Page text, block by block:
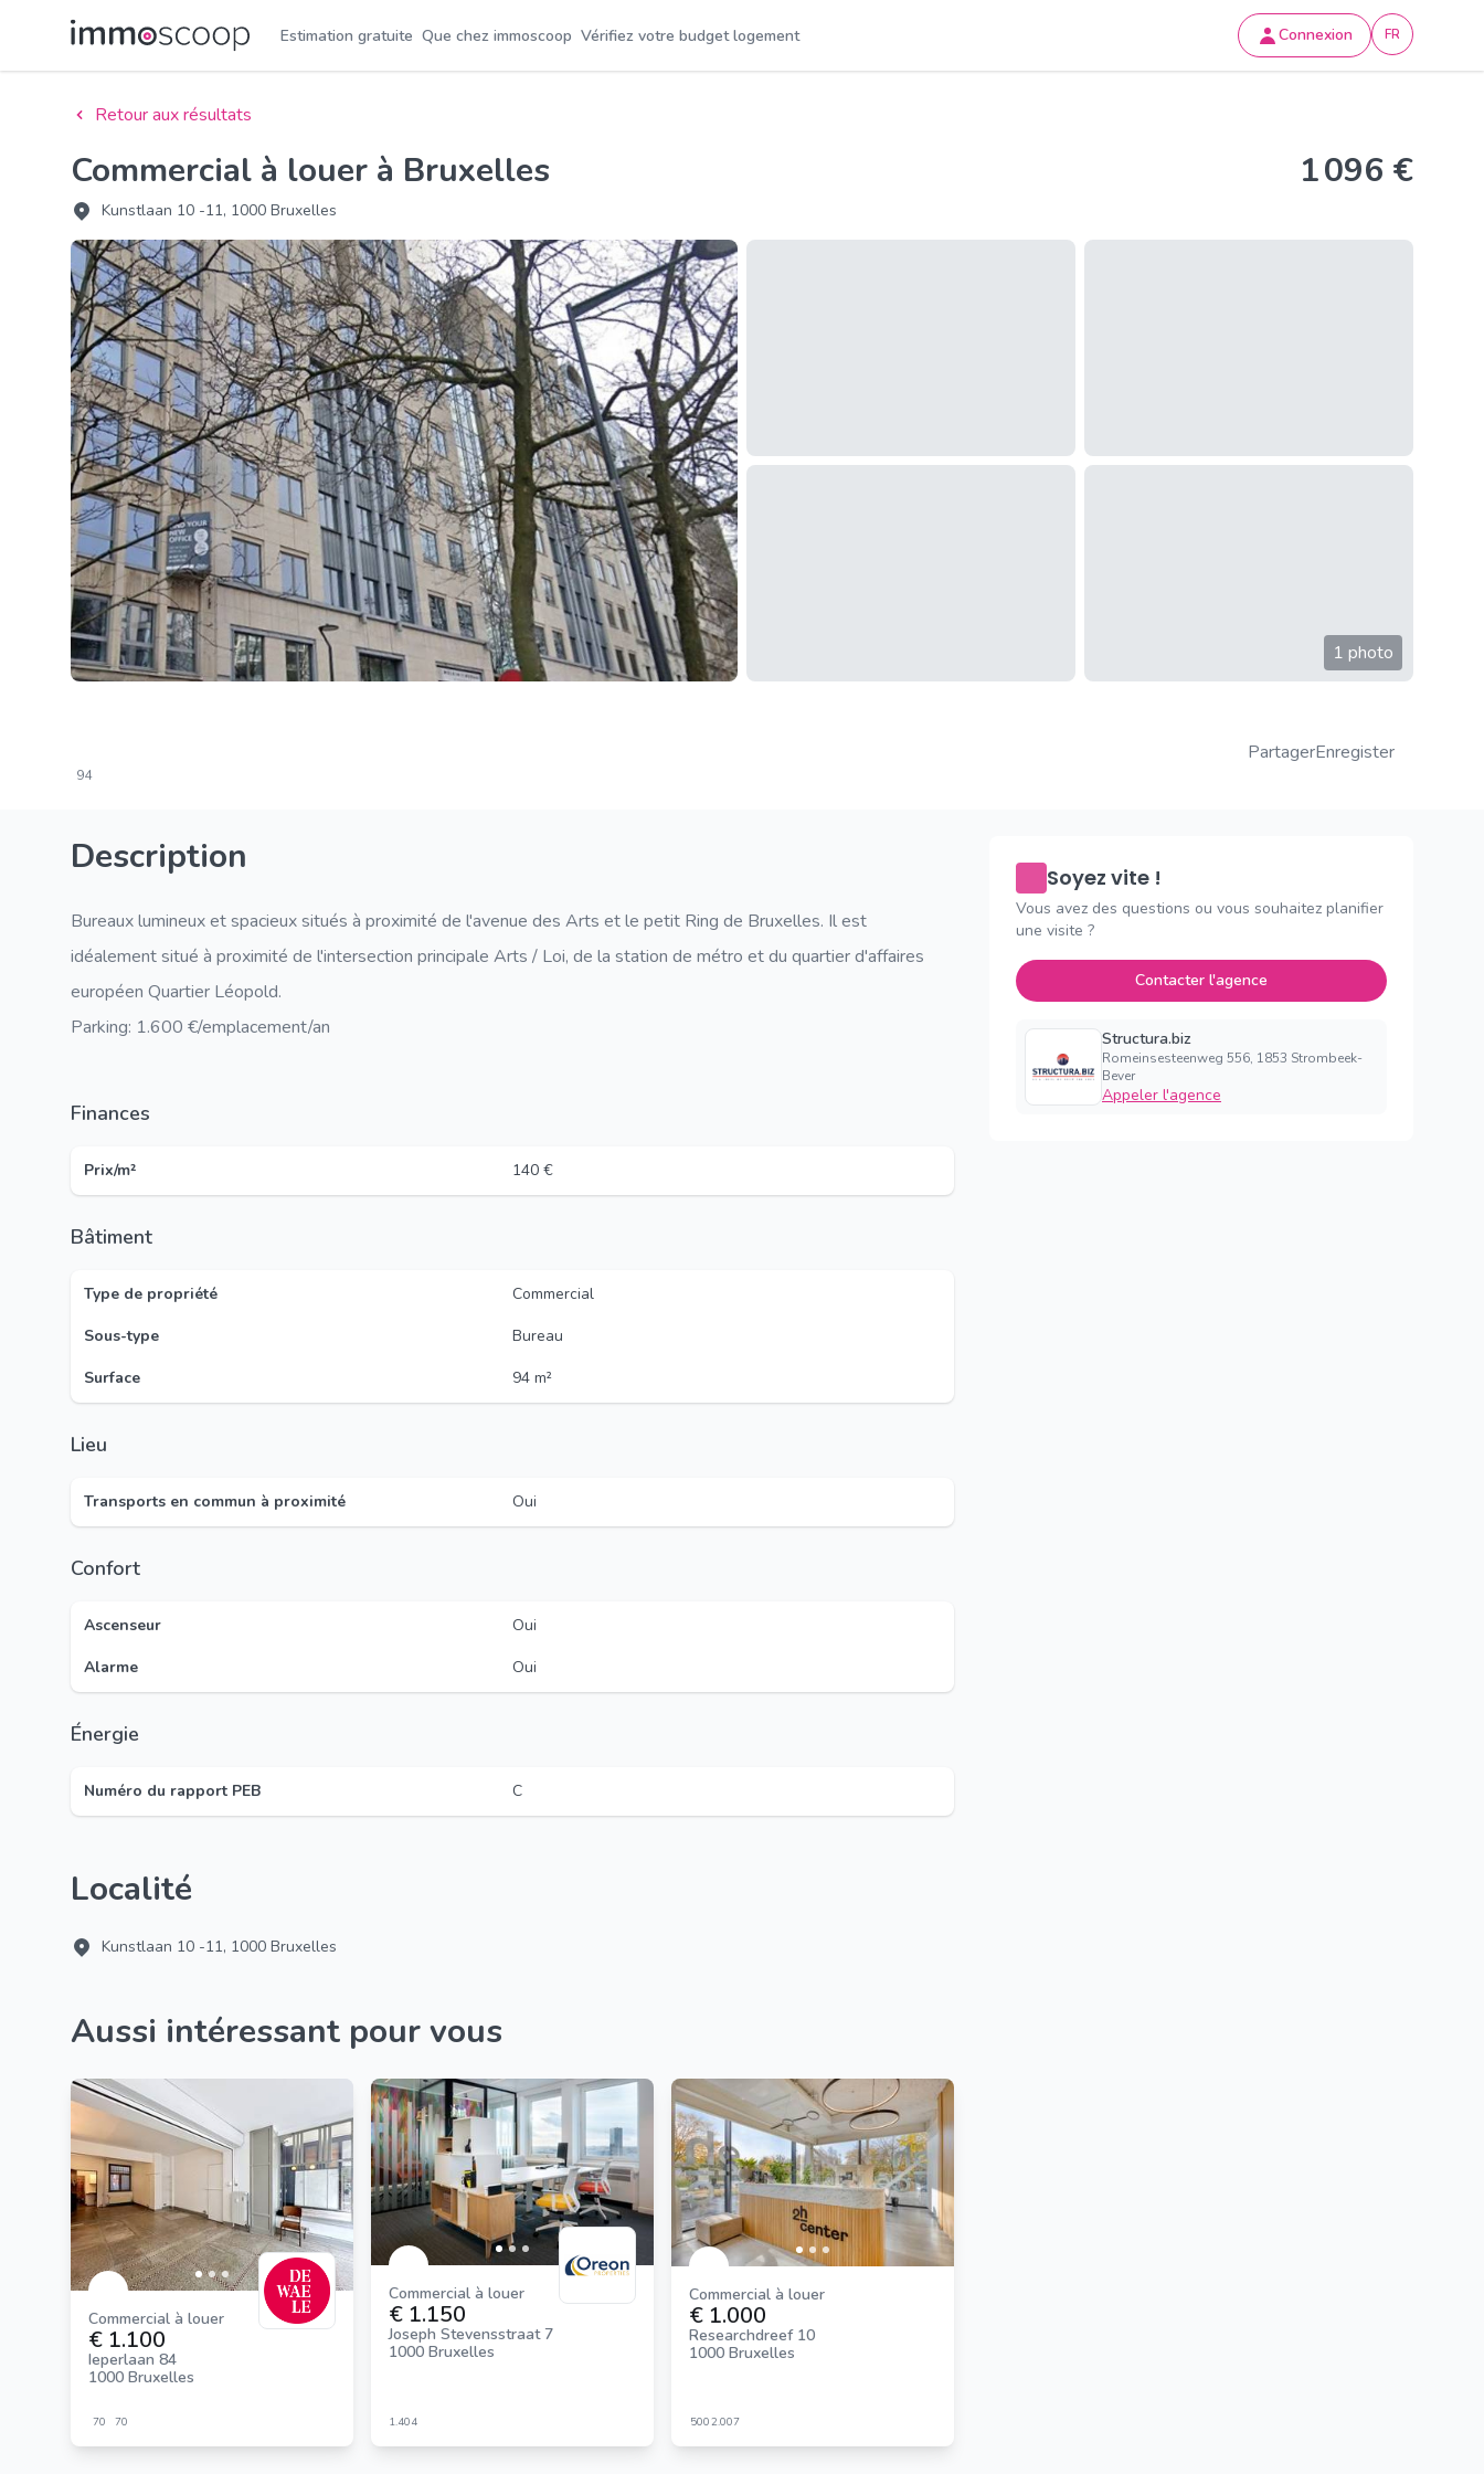
Estimation gratuite Que chez immoscoop Vérifiez votre budget logement Connexion FR
Retour aux résultats
Commercial à louer à Bruxelles
Kunstlaan 10 -11, 1000 Bruxelles
1 096 €
1 photo
94
PartagerEnregister
Description
Bureaux lumineux et spacieux situés à proximité de l'avenue des Arts et le petit Ring de Bruxelles. Il est
idéalement situé à proximité de l'intersection principale Arts / Loi, de la station de métro et du quartier d'affaires
européen Quartier Léopold.
Parking: 1.600 €/emplacement/an
Finances
Prix/m² 140 €
Bâtiment
Type de propriété
Commercial
Sous-type
Bureau
Surface
94 m²
Lieu
Transports en commun à proximité Oui
Confort
Ascenseur
Oui
Alarme
Oui
Énergie
Numéro du rapport PEB C
Localité
Kunstlaan 10 -11, 1000 Bruxelles
Aussi intéressant pour vous
Commercial à louer
€ 1.100
Ieperlaan 84
1000 Bruxelles
70 70
Commercial à louer
€ 1.150
Joseph Stevensstraat 7
1000 Bruxelles
1.404
Commercial à louer
€ 1.000
Researchdreef 10
1000 Bruxelles
5002.007
Soyez vite !
Vous avez des questions ou vous souhaitez planifier
une visite ?
Contacter l'agence
Structura.biz
Romeinsesteenweg 556, 1853 Strombeek-
Bever
Appeler l'agence